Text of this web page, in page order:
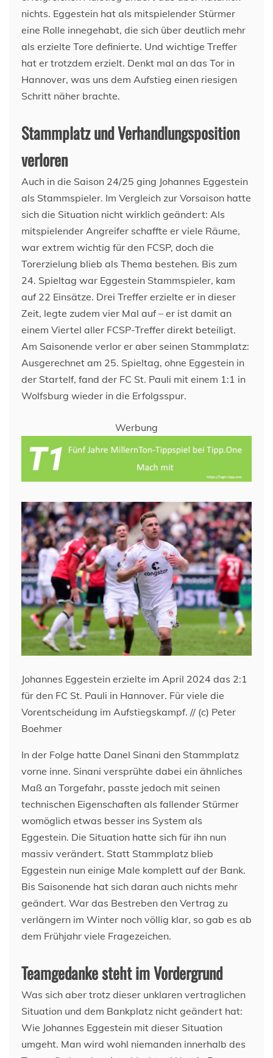
nichts. Eggestein hat als mitspielender Stürmer
eine Rolle innegehabt, die sich über deutlich mehr
als erzielte Tore definierte. Und wichtige Treffer
hat er trotzdem erzielt. Denkt mal an das Tor in
Hannover, was uns dem Aufstieg einen riesigen
Schritt näher brachte.
Stammplatz und Verhandlungsposition
verloren
Auch in die Saison 24/25 ging Johannes Eggestein
als Stammspieler. Im Vergleich zur Vorsaison hatte
sich die Situation nicht wirklich geändert: Als
mitspielender Angreifer schaffte er viele Räume,
war extrem wichtig für den FCSP, doch die
Torerzielung blieb als Thema bestehen. Bis zum
24. Spieltag war Eggestein Stammspieler, kam
auf 22 Einsätze. Drei Treffer erzielte er in dieser
Zeit, legte zudem vier Mal auf – er ist damit an
einem Viertel aller FCSP-Treffer direkt beteiligt.
Am Saisonende verlor er aber seinen Stammplatz:
Ausgerechnet am 25. Spieltag, ohne Eggestein in
der Startelf, fand der FC St. Pauli mit einem 1:1 in
Wolfsburg wieder in die Erfolgsspur.
Werbung
Johannes Eggestein erzielte im April 2024 das 2:1
für den FC St. Pauli in Hannover. Für viele die
Vorentscheidung im Aufstiegskampf. // (c) Peter
Boehmer
In der Folge hatte Danel Sinani den Stammplatz
vorne inne. Sinani versprühte dabei ein ähnliches
Maß an Torgefahr, passte jedoch mit seinen
technischen Eigenschaften als fallender Stürmer
womöglich etwas besser ins System als
Eggestein. Die Situation hatte sich für ihn nun
massiv verändert. Statt Stammplatz blieb
Eggestein nun einige Male komplett auf der Bank.
Bis Saisonende hat sich daran auch nichts mehr
geändert. War das Bestreben den Vertrag zu
verlängern im Winter noch völlig klar, so gab es ab
dem Frühjahr viele Fragezeichen.
Teamgedanke steht im Vordergrund
Was sich aber trotz dieser unklaren vertraglichen
Situation und dem Bankplatz nicht geändert hat:
Wie Johannes Eggestein mit dieser Situation
umgeht. Man wird wohl niemanden innerhalb des